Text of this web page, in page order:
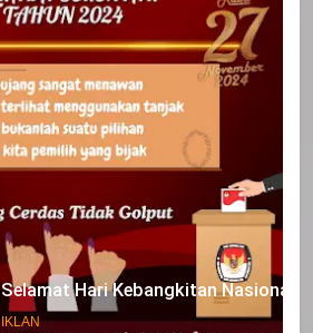
Selamat Hari Kebangkitan Nasional
IKLAN